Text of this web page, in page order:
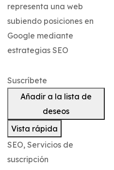
Suscríbete
Añadir a la lista de
deseos
Vista rápida
SEO, Servicios de
suscripción